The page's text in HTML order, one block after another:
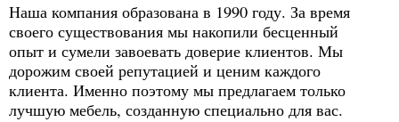
Наша компания образована в 1990 году. За время
своего существования мы накопили бесценный
опыт и сумели завоевать доверие клиентов. Мы
дорожим своей репутацией и ценим каждого
клиента. Именно поэтому мы предлагаем только
лучшую мебель, созданную специально для вас.